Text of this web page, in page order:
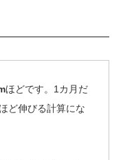
ほどです。1カ月だ
ど伸びる計算にな